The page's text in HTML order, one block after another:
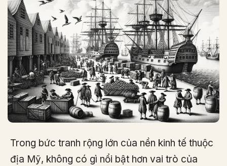
Trong bức tranh rộng lớn của nền kinh tế thuộc
địa Mỹ, không có gì nổi bật hơn vai trò của